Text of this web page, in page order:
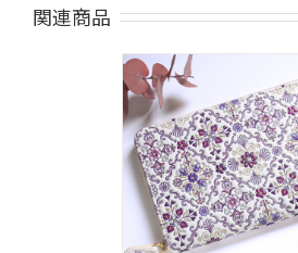
関連商品